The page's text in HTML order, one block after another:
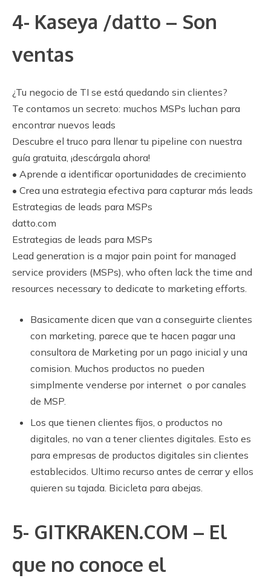
4- Kaseya /datto – Son
ventas
¿Tu negocio de TI se está quedando sin clientes?
Te contamos un secreto: muchos MSPs luchan para
encontrar nuevos leads
Descubre el truco para llenar tu pipeline con nuestra
guía gratuita, ¡descárgala ahora!
• Aprende a identificar oportunidades de crecimiento
• Crea una estrategia efectiva para capturar más leads
Estrategias de leads para MSPs
datto.com
Estrategias de leads para MSPs
Lead generation is a major pain point for managed
service providers (MSPs), who often lack the time and
resources necessary to dedicate to marketing efforts.
Basicamente dicen que van a conseguirte clientes
con marketing, parece que te hacen pagar una
consultora de Marketing por un pago inicial y una
comision. Muchos productos no pueden
simplmente venderse por internet o por canales
de MSP.
Los que tienen clientes fijos, o productos no
digitales, no van a tener clientes digitales. Esto es
para empresas de productos digitales sin clientes
establecidos. Ultimo recurso antes de cerrar y ellos
quieren su tajada. Bicicleta para abejas.
5- GITKRAKEN.COM – El
que no conoce el